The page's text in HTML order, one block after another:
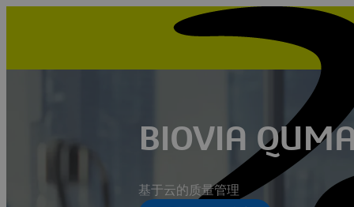
BIOVIA
基于云的质量管理